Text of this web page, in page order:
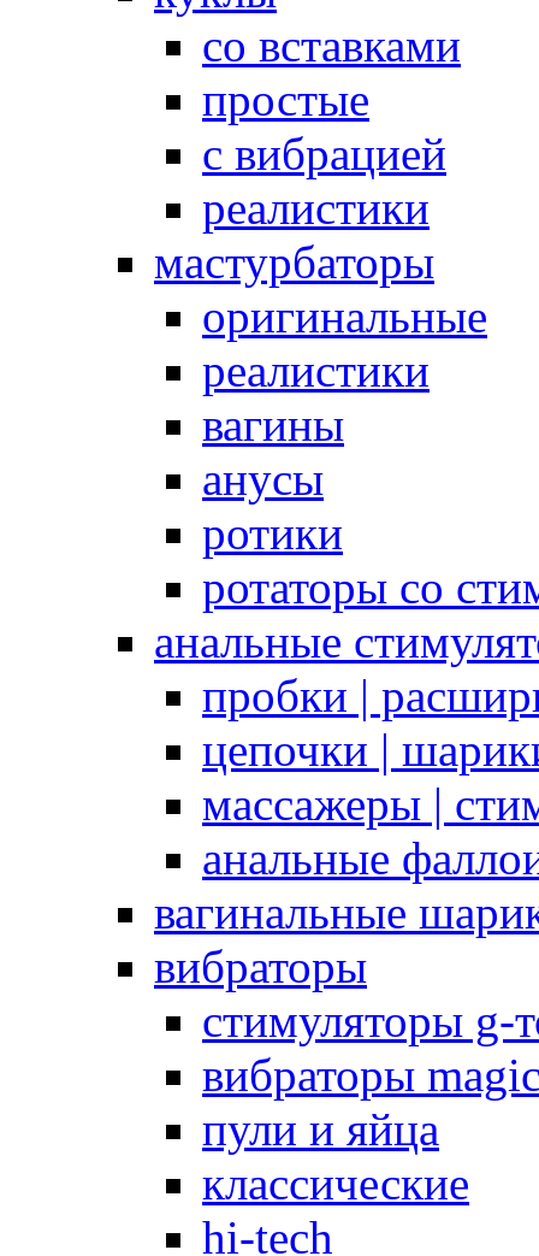
со вставками
простые
с вибрацией
реалистики
мастурбаторы
оригинальные
реалистики
вагины
анусы
ротики
ротаторы со
анальные
пробки |
цепочки |
массажеры |
анальные
вагинальные
вибраторы
стимуляторы g-
вибраторы
пули и яйца
классические
hi-tech